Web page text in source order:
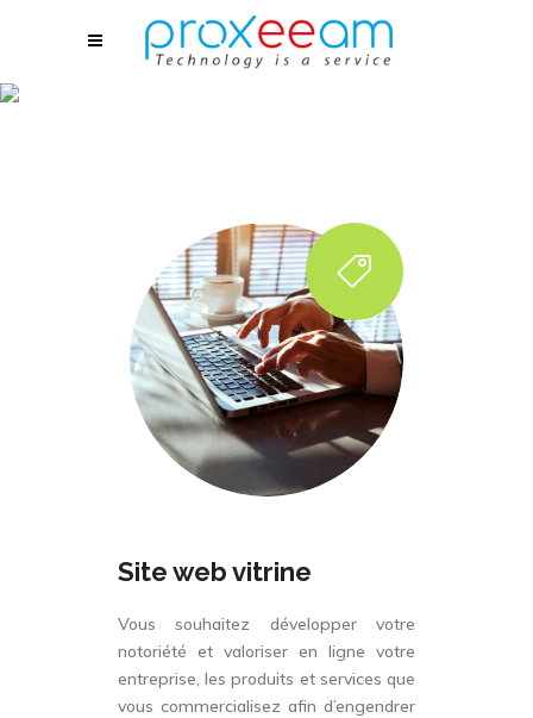
Site web vitrine
Vous souhaitez développer votre
notoriété et valoriser en ligne votre
entreprise, les produits et services que
vous commercialisez afin d’engendrer